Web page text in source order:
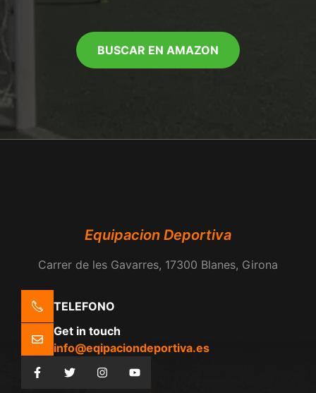
BUSCAR EN AMAZON
Equipacion Deportiva
Carrer de les Gavarres, 17300 Blanes, Girona
TELEFONO
Get in touch
info@eqipaciondeportiva.es